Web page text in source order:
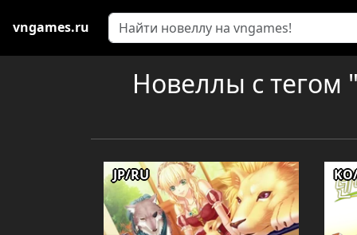
vngames.ru
Новеллы с тегом
JP/RU